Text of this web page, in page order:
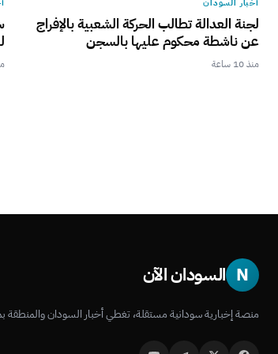
أخبار السودان
لجنة العدالة تطالب الحركة الشعبية بالإفراج
عن ناشطة محكوم عليها بالسجن
منذ 10 ساعة
N السودان الآن
منصة إخبارية سودانية مستقلة، تغطي أخبار السودان والمنطقة